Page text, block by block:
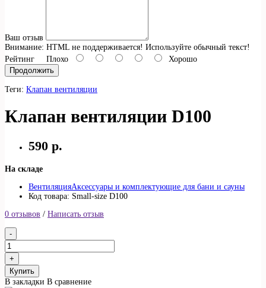
Ваш отзыв
Внимание: HTML не поддерживается! Используйте обычный текст!
Рейтинг Плохо
Хорошо
Продолжить
Теги: Клапан вентиляции
Клапан вентиляции D100
590 р.
На складе
ВентиляцияАксессуары и комплектующие для бани и сауны
Код товара: Small-size D100
0 отзывов / Написать отзыв
Купить
В закладки В сравнение